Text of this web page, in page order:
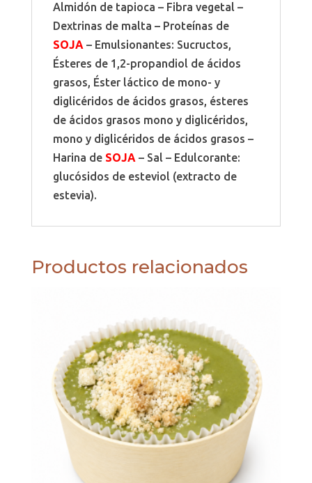
Almidón de tapioca – Fibra vegetal –
Dextrinas de malta – Proteínas de
SOJA – Emulsionantes: Sucructos,
Ésteres de 1,2-propandiol de ácidos
grasos, Éster láctico de mono- y
diglicéridos de ácidos grasos, ésteres
de ácidos grasos mono y diglicéridos,
mono y diglicéridos de ácidos grasos –
Harina de SOJA – Sal – Edulcorante:
glucósidos de esteviol (extracto de
estevia).
Productos relacionados